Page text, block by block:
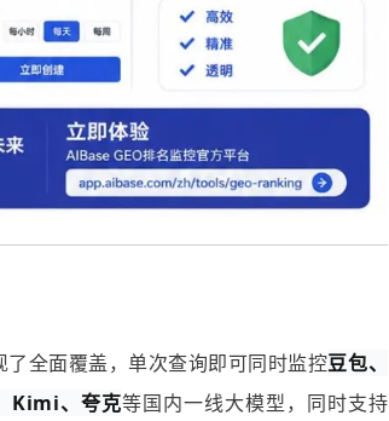
全面覆盖，单次查询即可同时监控豆包、
Kimi、夸克等国内一线大模型，同时支持